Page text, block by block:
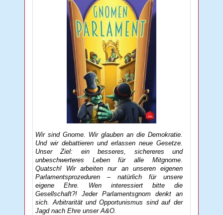
Wir sind Gnome. Wir glauben an die Demokratie.
Und wir debattieren und erlassen neue Gesetze.
Unser Ziel: ein besseres, sichereres und
unbeschwerteres Leben für alle Mitgnome.
Quatsch! Wir arbeiten nur an unseren eigenen
Parlamentsprozeduren – natürlich für unsere
eigene Ehre. Wen interessiert bitte die
Gesellschaft?! Jeder Parlamentsgnom denkt an
sich. Arbitrarität und Opportunismus sind auf der
Jagd nach Ehre unser A&O.